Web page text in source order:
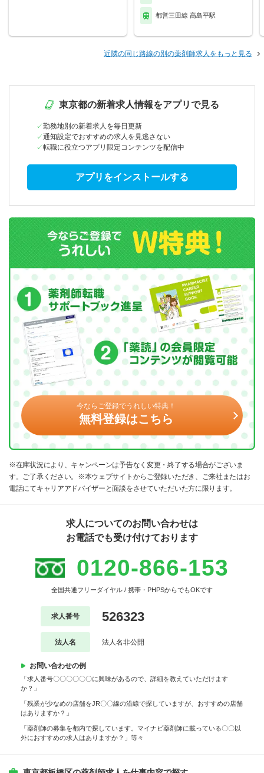
都営三田線 高島平駅
近隣の同じ路線の別の薬剤師求人をもっと見る
東京都の新着求人情報をアプリで見る
勤務地別の新着求人を毎日更新
通知設定でおすすめの求人を見逃さない
転職に役立つアプリ限定コンテンツを配信中
アプリをインストールする
今ならご登録でうれしい特典！
無料登録はこちら
※在庫状況により、キャンペーンは予告なく変更・終了する場合がございま
す。ご了承ください。※本ウェブサイトからご登録いただき、ご来社またはお
電話にてキャリアアドバイザーと面談をさせていただいた方に限ります。
求人についてのお問い合わせは
お電話でも受け付けております
0120-866-153
全国共通フリーダイヤル / 携帯・PHPSからでもOKです
求人番号 526323
法人名 法人名非公開
お問い合わせの例
「求人番号〇〇〇〇〇〇に興味があるので、詳細を教えていただけます
か？」
「残業が少なめの店舗をJR〇〇線の沿線で探していますが、おすすめの店舗
はありますか？」
「薬剤師の募集を都内で探しています。マイナビ薬剤師に載っている〇〇以
外におすすめの求人はありますか？」等々